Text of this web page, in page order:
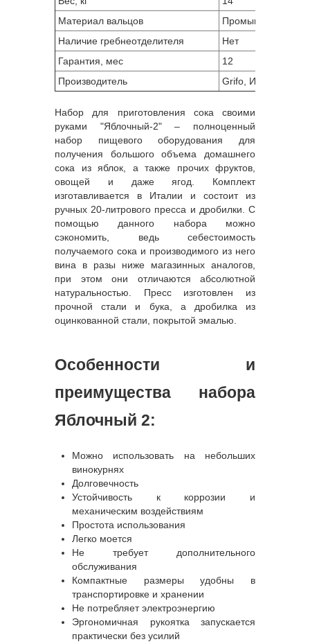
Материал вальцов
Промышленный
Наличие гребнеотделителя
Нет
Гарантия, мес
12
Производитель
Grifo, Италия
Набор для приготовления сока своими
руками "Яблочный-2" – полноценный
набор пищевого оборудования для
получения большого объема домашнего
сока из яблок, а также прочих фруктов,
овощей и даже ягод. Комплект
изготавливается в Италии и состоит из
ручных 20-литрового пресса и дробилки. С
помощью данного набора можно
сэкономить, ведь себестоимость
получаемого сока и производимого из него
вина в разы ниже магазинных аналогов,
при этом они отличаются абсолютной
натуральностью. Пресс изготовлен из
прочной стали и бука, а дробилка из
оцинкованной стали, покрытой эмалью.
Особенности и
преимущества набора
Яблочный 2:
Можно использовать на небольших
винокурнях
Долговечность
Устойчивость к коррозии и
механическим воздействиям
Простота использования
Легко моется
Не требует дополнительного
обслуживания
Компактные размеры удобны в
транспортировке и хранении
Не потребляет электроэнергию
Эргономичная рукоятка запускается
практически без усилий